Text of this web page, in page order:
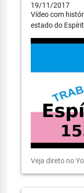
19/11/2017
Vídeo com
estado do
Veja direto no